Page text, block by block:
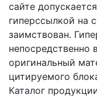
сайте
гиперссылкой на
заимствован.
непосредственно
оригинальный
цитируемого
Каталог